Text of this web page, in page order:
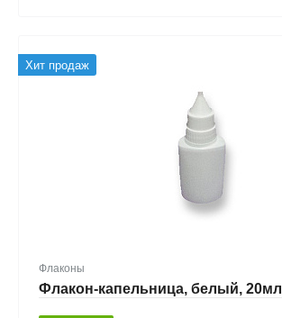
Хит продаж
Флаконы
Флакон-капельница, белый, 20мл